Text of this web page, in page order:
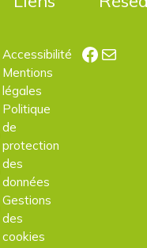
Accessibilité
Mentions
légales
Politique
de
protection
des
données
Gestions
des
cookies
E-mail